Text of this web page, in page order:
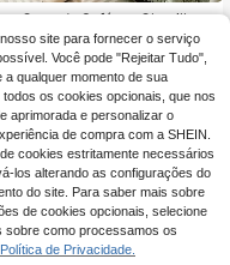
Capa de Sofá em Chenille V
Estilo Boémio com Geometria
e Acabamento em Borlas,
de Sofá com Estampa de Arc
Moderna, Protetor de
Antiderrapante para Toda
Estações, Adequado para Anim
Estimação, Lavável na Máqui
para Sala de Estar e
Left
,28€
site para fornecer o serviço
Você pode "Rejeitar Tudo",
qualquer momento de sua
os cookies opcionais, que nos
aprimorada e personalizar o
de compra com a SHEIN.
cookies estritamente necessários
los alterando as configurações do
do site. Para saber mais sobre
de cookies opcionais, selecione
sobre como processamos os
de Privacidade.